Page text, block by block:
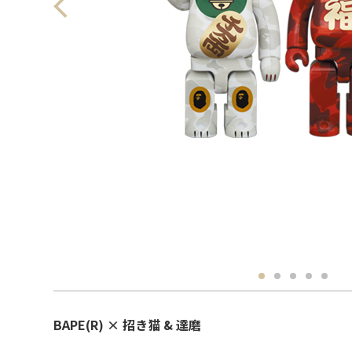
BAPE(R) × 招き猫 & 達磨